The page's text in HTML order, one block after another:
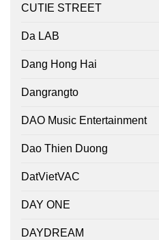
CUTIE STREET
Da LAB
Dang Hong Hai
Dangrangto
DAO Music Entertainment
Dao Thien Duong
DatVietVAC
DAY ONE
DAYDREAM